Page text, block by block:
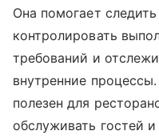
Она помогает
контролировать
требований и
внутренние
полезен для
обслуживать гостей